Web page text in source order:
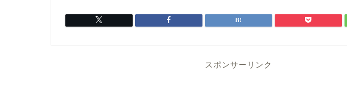
スポンサーリンク